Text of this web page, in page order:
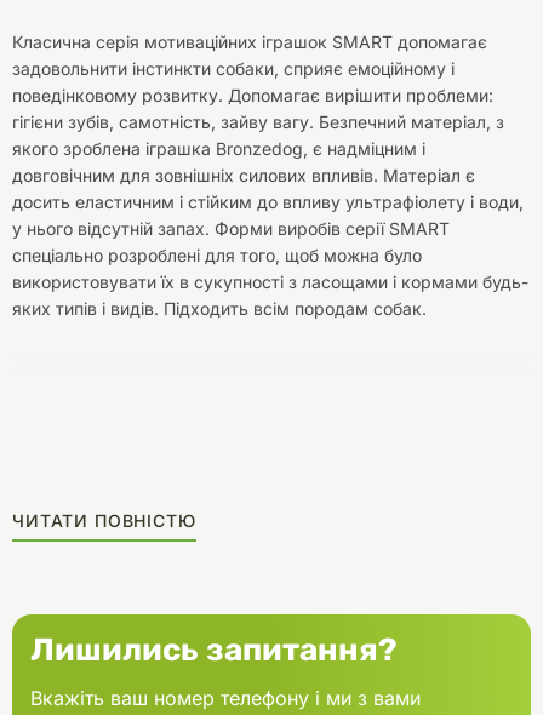
Класична серія мотиваційних іграшок SMART допомагає
задовольнити інстинкти собаки, сприяє емоційному і
поведінковому розвитку. Допомагає вирішити проблеми:
гігієни зубів, самотність, зайву вагу. Безпечний матеріал, з
якого зроблена іграшка Bronzedog, є надміцним і
довговічним для зовнішніх силових впливів. Матеріал є
досить еластичним і стійким до впливу ультрафіолету і води,
у нього відсутній запах. Форми виробів серії SMART
спеціально розроблені для того, щоб можна було
використовувати їх в сукупності з ласощами і кормами будь-
яких типів і видів. Підходить всім породам собак.
ЧИТАТИ ПОВНІСТЮ
Лишились запитання?
Вкажіть ваш номер телефону і ми з вами